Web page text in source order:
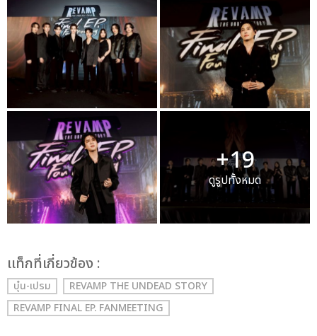
+19
ดูรูปทั้งหมด
เเท็กที่เกี่ยวข้อง :
บุ๋น-เปรม
REVAMP THE UNDEAD STORY
REVAMP FINAL EP. FANMEETING